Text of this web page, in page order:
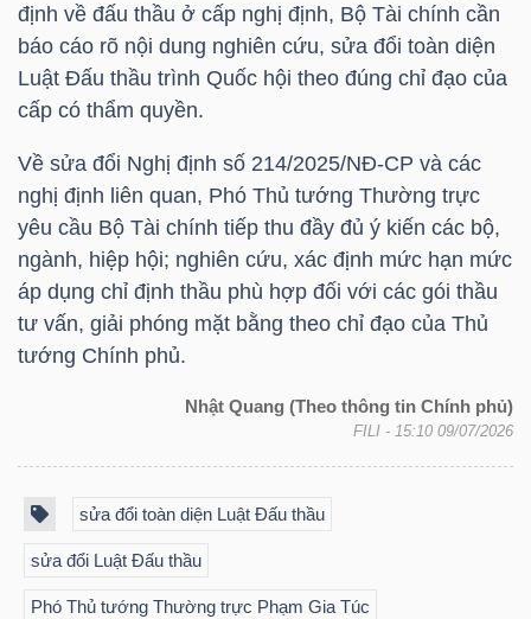
định về đấu thầu ở cấp nghị định, Bộ Tài chính cần
báo cáo rõ nội dung nghiên cứu, sửa đổi toàn diện
Luật Đấu thầu trình Quốc hội theo đúng chỉ đạo của
cấp có thẩm quyền.
Về sửa đổi Nghị định số 214/2025/NĐ-CP và các
nghị định liên quan, Phó Thủ tướng Thường trực
yêu cầu Bộ Tài chính tiếp thu đầy đủ ý kiến các bộ,
ngành, hiệp hội; nghiên cứu, xác định mức hạn mức
áp dụng chỉ định thầu phù hợp đối với các gói thầu
tư vấn, giải phóng mặt bằng theo chỉ đạo của Thủ
tướng Chính phủ.
Nhật Quang (Theo thông tin Chính phủ)
FILI - 15:10 09/07/2026
sửa đổi toàn diện Luật Đấu thầu
sửa đổi Luật Đấu thầu
Phó Thủ tướng Thường trực Phạm Gia Túc
tài
chính
Dữ
liệu
tài
chính